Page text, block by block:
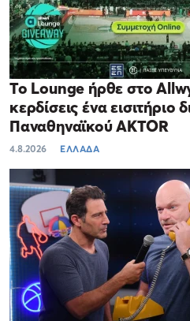
Το Lounge ήρθε στο
κερδίσεις ένα εισιτήριο
Παναθηναϊκού AKTOR
4.8.2026 ΕΛΛΑΔΑ